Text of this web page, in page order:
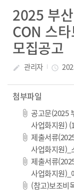
2025 부
CON 스
모집공고
create 관리자 access_time
첨부파일
공고문(2025
사업화지원)
제출서류
사업화지원
제출서류
사업화지원
(참고)보조비